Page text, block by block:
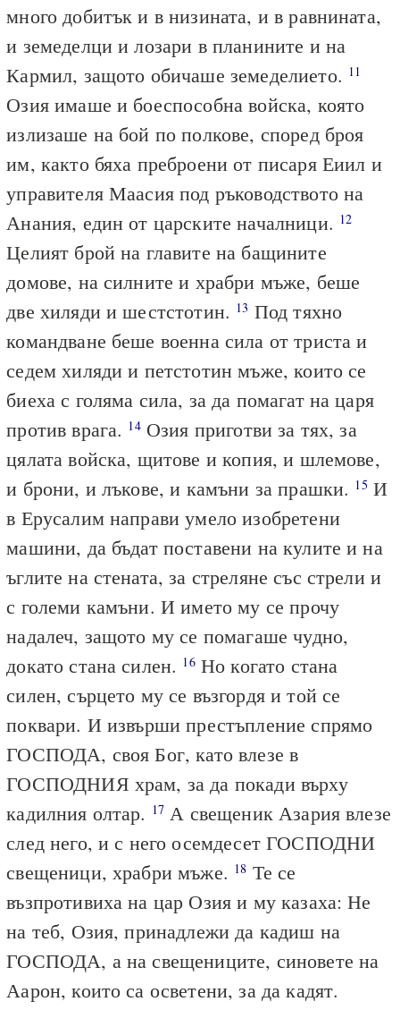
много добитък и в низината, и в равнината,
и земеделци и лозари в планините и на
Кармил, защото обичаше земеделието. 11
Озия имаше и боеспособна войска, която
излизаше на бой по полкове, според броя
им, както бяха преброени от писаря Еиил и
управителя Маасия под ръководството на
Анания, един от царските началници. 12
Целият брой на главите на бащините
домове, на силните и храбри мъже, беше
две хиляди и шестстотин. 13 Под тяхно
командване беше военна сила от триста и
седем хиляди и петстотин мъже, които се
биеха с голяма сила, за да помагат на царя
против врага. 14Озия приготви за тях, за
цялата войска, щитове и копия, и шлемове,
и брони, и лъкове, и камъни за прашки. 15 И
в Ерусалим направи умело изобретени
машини, да бъдат поставени на кулите и на
ъглите на стената, за стреляне със стрели и
с големи камъни. И името му се прочу
надалеч, защото му се помагаше чудно,
докато стана силен. 16Но когато стана
силен, сърцето му се възгордя и той се
поквари. И извърши престъпление спрямо
ГОСПОДА, своя Бог, като влезе в
ГОСПОДНИЯ храм, за да покади върху
кадилния олтар. 17 А свещеник Азария влезе
след него, и с него осемдесет ГОСПОДНИ
свещеници, храбри мъже. 18 Те се
възпротивиха на цар Озия и му казаха: Не
на теб, Озия, принадлежи да кадиш на
ГОСПОДА, а на свещениците, синовете на
Аарон, които са осветени, за да кадят.